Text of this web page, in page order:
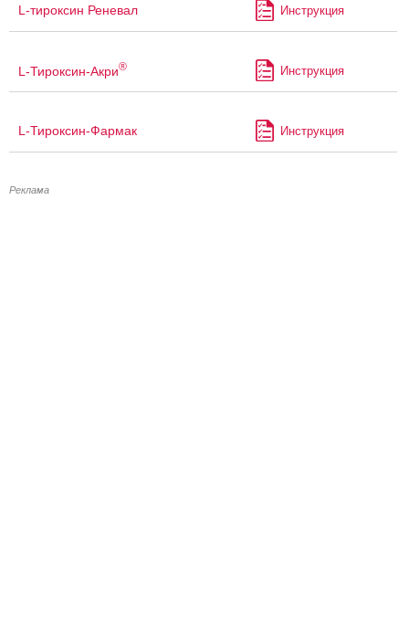
L-тироксин Реневал Инструкция
L-Тироксин-Акри® Инструкция
L-Тироксин-Фармак Инструкция
Реклама